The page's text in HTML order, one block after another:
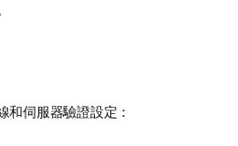
和伺服器驗證設定：